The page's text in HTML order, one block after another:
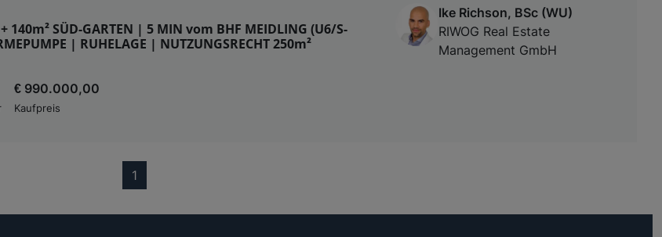
+ 140m² SÜD-GARTEN | 5 MIN vom BHF MEIDLING (U6/S-
| RUHELAGE | NUTZUNGSRECHT 250m²
€ 990.000,00
Kaufpreis
Ike Richson, BSc (WU)
RIWOG Real Estate
Management GmbH
1